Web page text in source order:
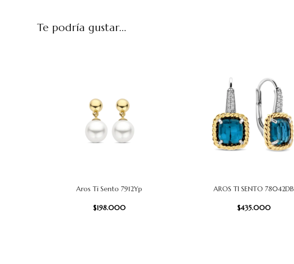
Te podría gustar...
AÑADIR AL CARRITOAros Ti Sento 7912Yp
$198.000
AÑADIR AL CARRITO
AROS TI SENTO 78042DB
$435.000